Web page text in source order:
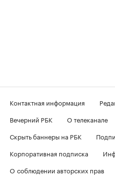
Контактная информация
Вечерний РБК
О телеканале
Скрыть баннеры на РБК
Корпоративная подписка
О соблюдении авторских прав